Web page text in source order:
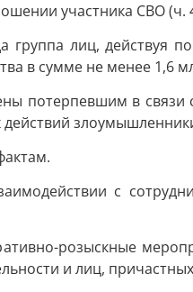
участника СВО (ч.
лиц, действуя
в сумме не менее 1,6
потерпевшим в
с
розыскные
и лиц,